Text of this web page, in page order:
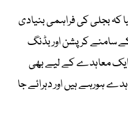
کہ بجلی کی فراہمی بنیادی
سامنے کرپشن اور بڈنگ
ہیں۔ 100 میں سے ایک معاہدے کے لیے بھی
1994 سے معاہدے ہورہے ہیں اور دہرائے جا